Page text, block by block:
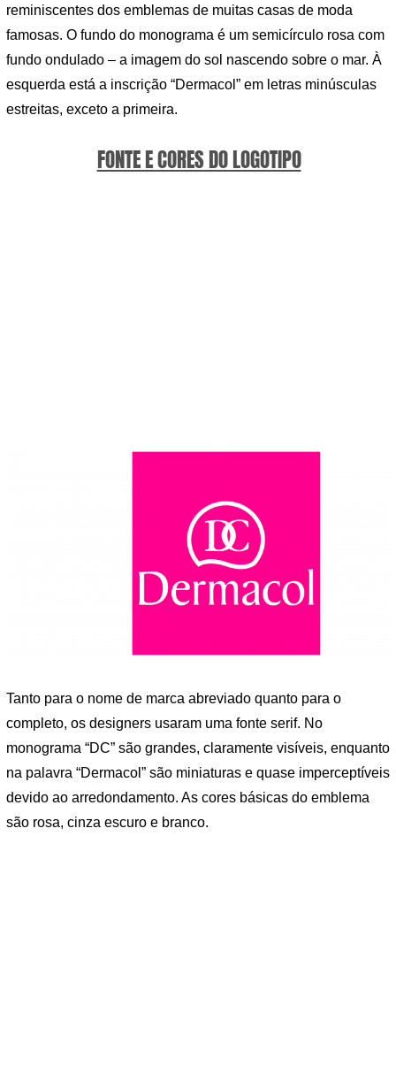
reminiscentes dos emblemas de muitas casas de moda
famosas. O fundo do monograma é um semicírculo rosa com
fundo ondulado – a imagem do sol nascendo sobre o mar. À
esquerda está a inscrição “Dermacol” em letras minúsculas
estreitas, exceto a primeira.
FONTE E CORES DO LOGOTIPO
Tanto para o nome de marca abreviado quanto para o
completo, os designers usaram uma fonte serif. No
monograma “DC” são grandes, claramente visíveis, enquanto
na palavra “Dermacol” são miniaturas e quase imperceptíveis
devido ao arredondamento. As cores básicas do emblema
são rosa, cinza escuro e branco.